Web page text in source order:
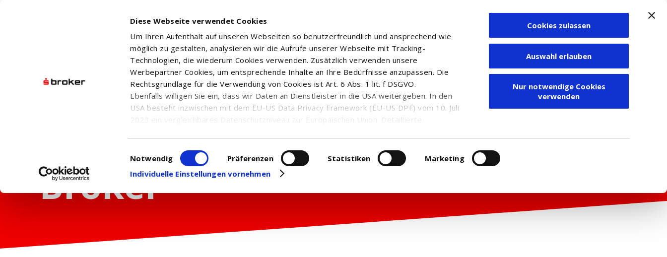
Diese Webseite verwendet Cookies
Um Ihren Aufenthalt auf unseren Webseiten so benutzerfreundlich und ansprechend wie
möglich zu gestalten, analysieren wir die Aufrufe unserer Webseite mit Tracking-
Technologien, die wiederum Cookies verwenden. Zusätzlich verwenden unsere
Werbepartner Cookies, um entsprechende Inhalte an Ihre Bedürfnisse anzupassen. Die
Rechtsgrundlage für die Verwendung von Cookies ist Art. 6 Abs. 1 lit. f DSGVO.
Ebenfalls willigen Sie ein, dass wir Daten an Dienstleister in die USA weitergeben. In den
USA besteht inzwischen mit dem EU-US Data Privacy Framework (EU-US DPF) vom 10. Juli
2023 ein vergleichbares Datenschutzniveau zur Europäischen Union. Detaillierte
in den USA, finden Sie auf unserer Seite zumDatenschutz. Dort können Sie Ihre
Einwilligung auch jederzeit widerrufen oder anpassen.
Einwilligungsauswahl
Notwendig Präferenzen Statistiken
Marketing
Individuelle Einstellungen vornehmen
Cookies zulassen
Auswahl erlauben
Nur notwendige Cookies
verwenden
Zum Depot